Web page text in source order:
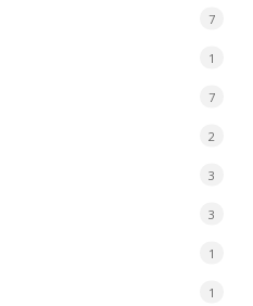
7
1
7
2
3
3
1
1